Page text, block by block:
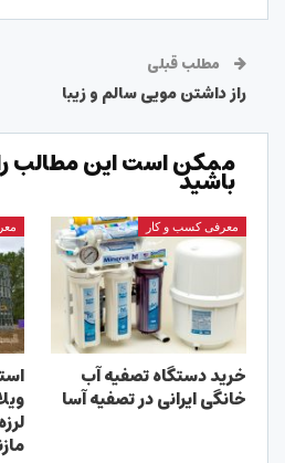
مطلب قبلی
راز داشتن مویی سالم و زیبا
ممکن است این مطالب
باشید
معرفی کسب و کار
خرید دستگاه تصفیه آب
خانگی ایرانی در تصفیه آسا